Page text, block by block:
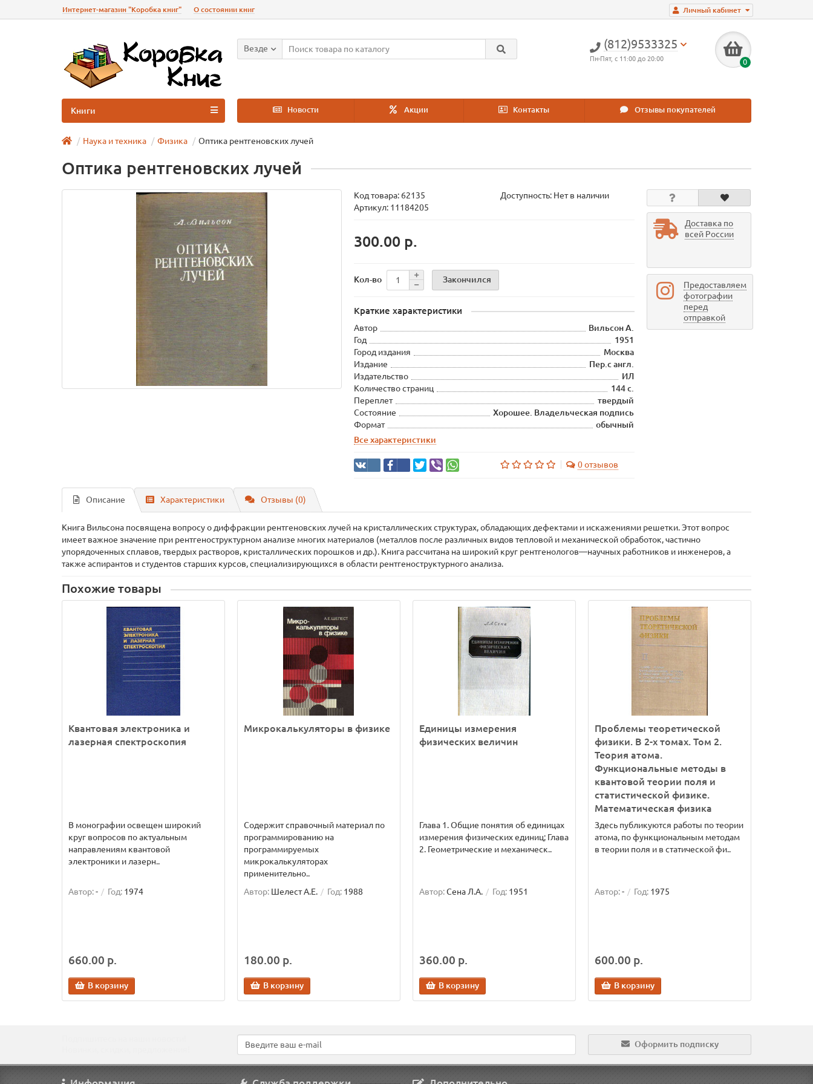
Личный кабинет
Интернет-магазин "Коробка книг" О состоянии книг
(812)9533325
Пн-Пят, с 11:00 до 20:00 0
Везде
Новости Акции Контакты Отзывы покупателей
Книги
Наука и техника Физика Оптика рентгеновских лучей
Оптика рентгеновских лучей
Код товара: 62135
Доступность: Нет в наличии
Артикул: 11184205
300.00 р.
Кол-во Закончился
Краткие характеристики
Автор
Вильсон А.
Год
1951
Город издания
Москва
Издание
Пер.с англ.
Издательство
ИЛ
Количество страниц
144 с.
Переплет
твердый
Состояние
Хорошее. Владельческая подпись
Формат
обычный
Все характеристики
0 отзывов
Доставка по
всей России
Предоставляем
фотографии
перед
отправкой
Описание Характеристики Отзывы (0)
Книга Вильсона посвящена вопросу о диффракции рентгеновских лучей на кристаллических структурах, обладающих дефектами и искажениями решетки. Этот вопрос
имеет важное значение при рентгеноструктурном анализе многих материалов (металлов после различных видов тепловой и механической обработок, частично
упорядоченных сплавов, твердых растворов, кристаллических порошков и др.). Книга рассчитана на широкий круг рентгенологов—научных работников и инженеров, а
также аспирантов и студентов старших курсов, специализирующихся в области рентгеноструктурного анализа.
Похожие товары
Квантовая электроника и
лазерная спектроскопия
В монографии освещен широкий
круг вопросов по актуальным
направлениям квантовой
электроники и лазерн..
Автор:- Год: 1974
660.00 р.
В корзину
Микрокалькуляторы в физике
Содержит справочный материал по
программированию на
программируемых
микрокалькуляторах
применительно..
Автор: Шелест А.Е. Год: 1988
180.00 р.
В корзину
Единицы измерения
физических величин
Глава 1. Общие понятия об единицах
измерения физических единиц; Глава
2. Геометрические и механическ..
Автор:Сена Л.А. Год: 1951
360.00 р.
В корзину
Проблемы теоретической
физики. В 2-х томах. Том 2.
Теория атома.
Функциональные методы в
квантовой теории поля и
статистической физике.
Математическая физика
Здесь публикуются работы по теории
атома, по функциональным методам
в теории поля и в статической фи..
Автор:- Год: 1975
600.00 р.
В корзину
Оформить подписку